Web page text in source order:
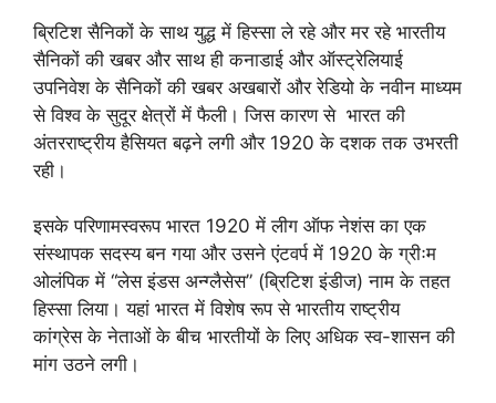
ब्रिटिश सैनिकों के साथ युद्ध में हिस्सा ले रहे और मर रहे भारतीय
सैनिकों की खबर और साथ ही कनाडाई और ऑस्ट्रेलियाई
उपनिवेश के सैनिकों की खबर अखबारों और रेडियो के नवीन माध्यम
से विश्व के सुदूर क्षेत्रों में फैली। जिस कारण से भारत की
अंतरराष्ट्रीय हैसियत बढ़ने लगी और 1920 के दशक तक उभरती
रही।
इसके परिणामस्वरूप भारत 1920 में लीग ऑफ नेशंस का एक
संस्थापक सदस्य बन गया और उसने एंटवर्प में 1920 के ग्रीःम
ओलंपिक में “लेस इंडस अन्ग्लैसेस” (ब्रिटिश इंडीज) नाम के तहत
हिस्सा लिया। यहां भारत में विशेष रूप से भारतीय राष्ट्रीय
कांग्रेस के नेताओं के बीच भारतीयों के लिए अधिक स्व-शासन की
मांग उठने लगी।